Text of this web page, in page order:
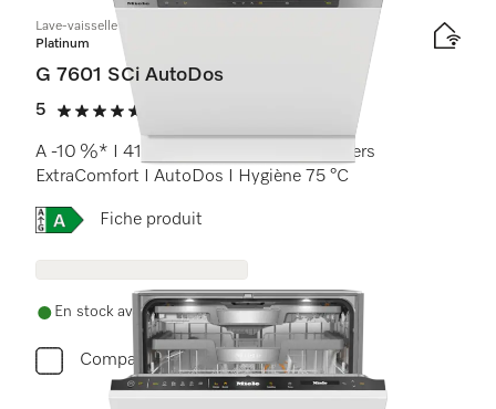
Lave-vaisselle intégré
Platinum
G 7601 SCi AutoDos
5
5 étoiles sur 5
A -10 %* I 41 dB I tiroir à couverts I paniers
ExtraComfort I AutoDos I Hygiène 75 °C
Online Label Flag, Étiquette énergétique
Fiche produit
En stock avec livraison gratuite
Comparer